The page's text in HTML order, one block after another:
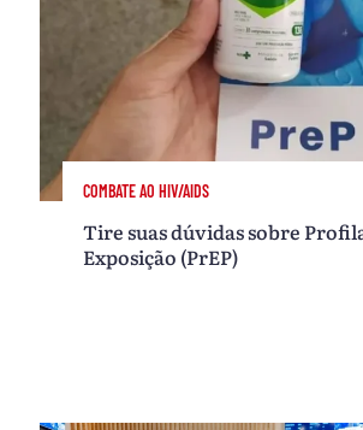
COMBATE AO HIV/AIDS
Tire suas dúvidas sobre
Exposição (PrEP)